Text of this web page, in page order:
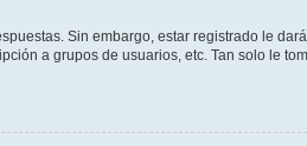
Sin embargo, estar registrado le
a grupos de usuarios, etc. Tan solo le